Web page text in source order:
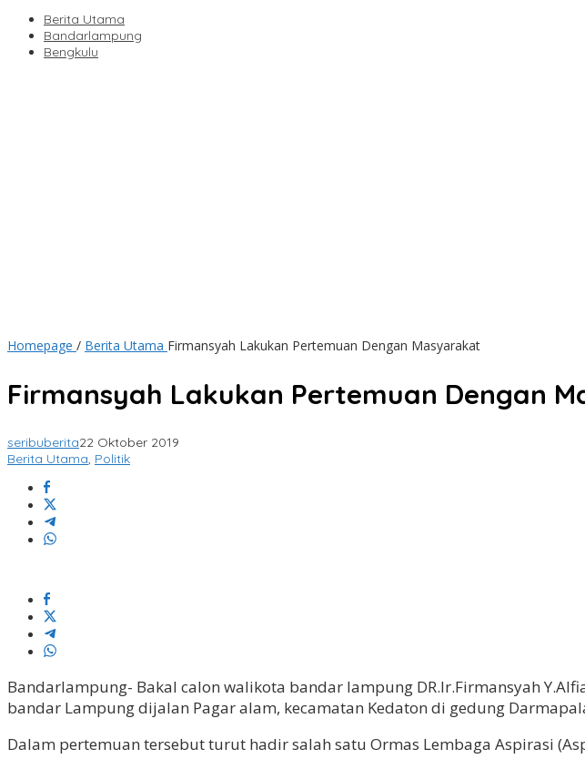
Berita Utama
Bandarlampung
Bengkulu
Homepage / Berita Utama Firmansyah Lakukan Pertemuan Dengan Masyarakat
Firmansyah Lakukan Pertemuan Dengan
seribuberita22 Oktober 2019
Berita Utama, Politik
Bandarlampung- Bakal calon walikota bandar lampung DR.Ir.Firmansyah
bandar Lampung dijalan Pagar alam, kecamatan Kedaton di gedung
Dalam pertemuan tersebut turut hadir salah satu Ormas Lembaga Aspirasi